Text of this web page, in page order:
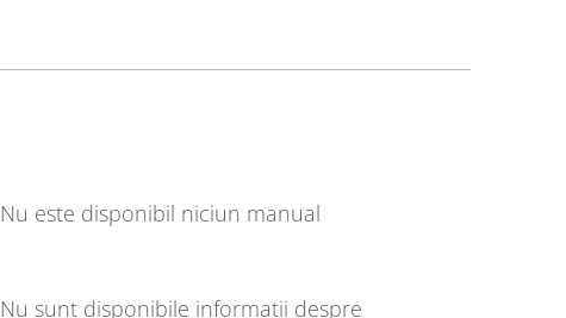
Nu este disponibil niciun manual
Nu sunt disponibile informații despre